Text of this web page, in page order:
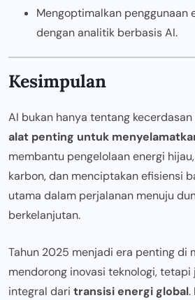
Mengoptimalkan penggunaan
dengan analitik berbasis AI.
Kesimpulan
AI bukan hanya tentang
alat penting untuk
membantu pengelolaan energi
karbon, dan menciptakan efisiensi
utama dalam perjalanan menuju
berkelanjutan.
Tahun 2025 menjadi era penting di
mendorong inovasi teknologi,
integral dari transisi energi global.